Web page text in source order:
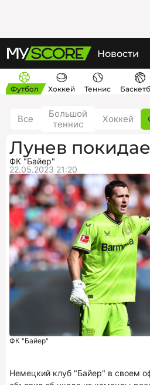
Новости
Футбол Хоккей Теннис
Все
Большой
теннис
Хоккей
Лунев
ФК "Байер"
22.05.2023 21:20
ФК "Байер"
Немецкий клуб "Байер" в своем